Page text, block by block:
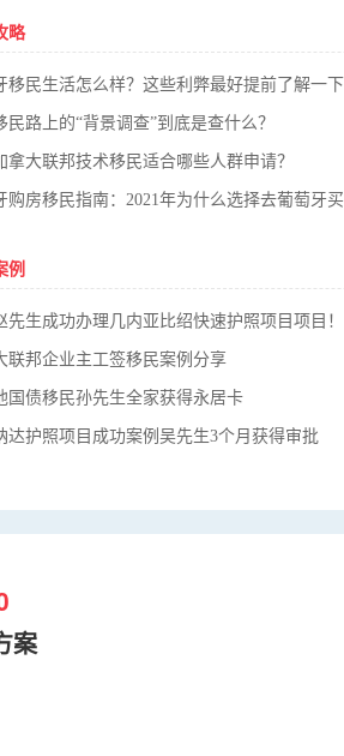
略
移民生活怎么样？这些利弊最好提前了解一下
民路上的“背景调查”到底是查什么？
拿大联邦技术移民适合哪些人群申请？
例
先生成功办理几内亚比绍快速护照项目项目！
联邦企业主工签移民案例分享
国债移民孙先生全家获得永居卡
达护照项目成功案例吴先生3个月获得审批
案